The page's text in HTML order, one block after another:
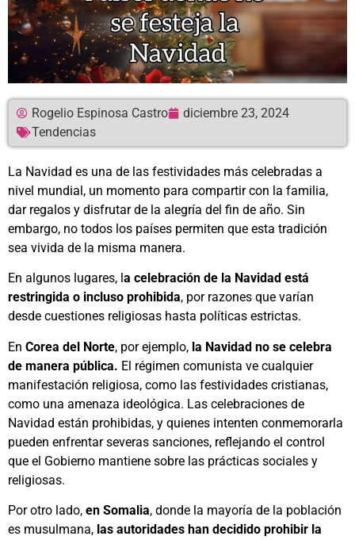
Rogelio Espinosa Castro
diciembre 23, 2024
Tendencias
La Navidad es una de las festividades más celebradas a
nivel mundial, un momento para compartir con la familia,
dar regalos y disfrutar de la alegría del fin de año. Sin
embargo, no todos los países permiten que esta tradición
sea vivida de la misma manera.
En algunos lugares, l a celebración de la Navidad está
restringida o incluso prohibida, por razones que varían
desde cuestiones religiosas hasta políticas estrictas.
En Corea del Norte, por ejemplo, la Navidad no se celebra
de manera pública. El régimen comunista ve cualquier
manifestación religiosa, como las festividades cristianas,
como una amenaza ideológica. Las celebraciones de
Navidad están prohibidas, y quienes intenten conmemorarla
pueden enfrentar severas sanciones, reflejando el control
que el Gobierno mantiene sobre las prácticas sociales y
religiosas.
Por otro lado, en Somalia, donde la mayoría de la población
es musulmana, las autoridades han decidido prohibir la